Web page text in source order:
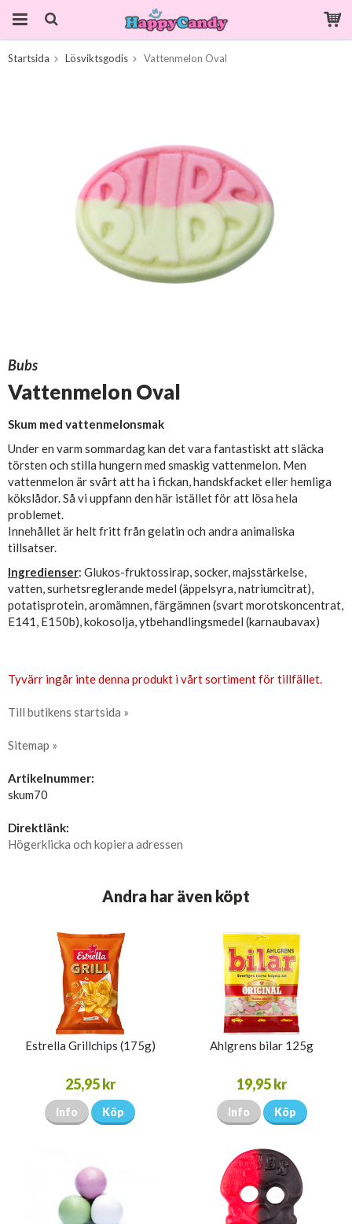
Startsida Lösviktsgodis Vattenmelon Oval
Bubs
Vattenmelon Oval
Skum med vattenmelonsmak
Under en varm sommardag kan det vara fantastiskt att släcka
törsten och stilla hungern med smaskig vattenmelon. Men
vattenmelon är svårt att ha i fickan, handskfacket eller hemliga
kökslådor. Så vi uppfann den här istället för att lösa hela
problemet.
Innehållet är helt fritt från gelatin och andra animaliska
tillsatser.
Ingredienser: Glukos-fruktossirap, socker, majsstärkelse,
vatten, surhetsreglerande medel (äppelsyra, natriumcitrat),
potatisprotein, aromämnen, färgämnen (svart morotskoncentrat,
E141, E150b), kokosolja, ytbehandlingsmedel (karnaubavax)
Tyvärr ingår inte denna produkt i vårt sortiment för tillfället.
Till butikens startsida »
Sitemap »
Artikelnummer:
skum70
Direktlänk:
Högerklicka och kopiera adressen
Andra har även köpt
Estrella Grillchips (175g)
25,95 kr
Info Köp
Ahlgrens bilar 125g
19,95 kr
Info Köp